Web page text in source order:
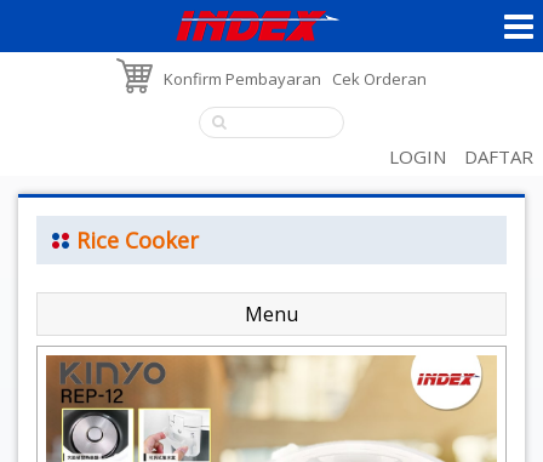
Konfirm Pembayaran Cek Orderan
LOGIN DAFTAR
Rice Cooker
Menu